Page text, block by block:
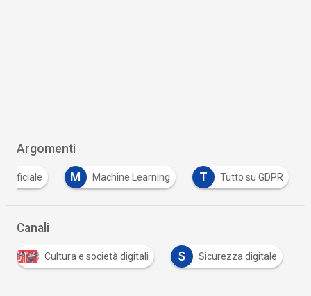
Argomenti
M Machine Learning T Tutto su GDPR
Canali
Cultura e società digitali S Sicurezza digitale